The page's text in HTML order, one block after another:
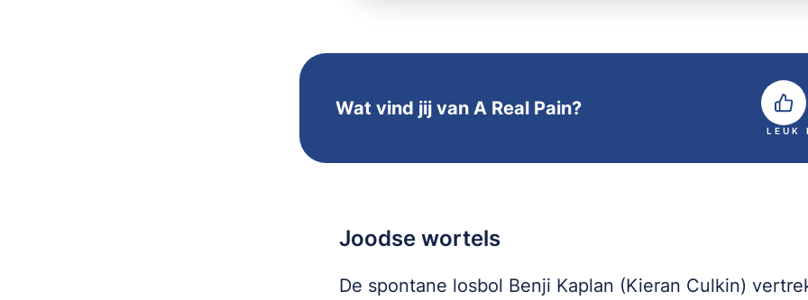
Wat vind jij van A Real Pain?
LEUK
Joodse wortels
De spontane losbol Benji Kaplan (Kieran Culkin)